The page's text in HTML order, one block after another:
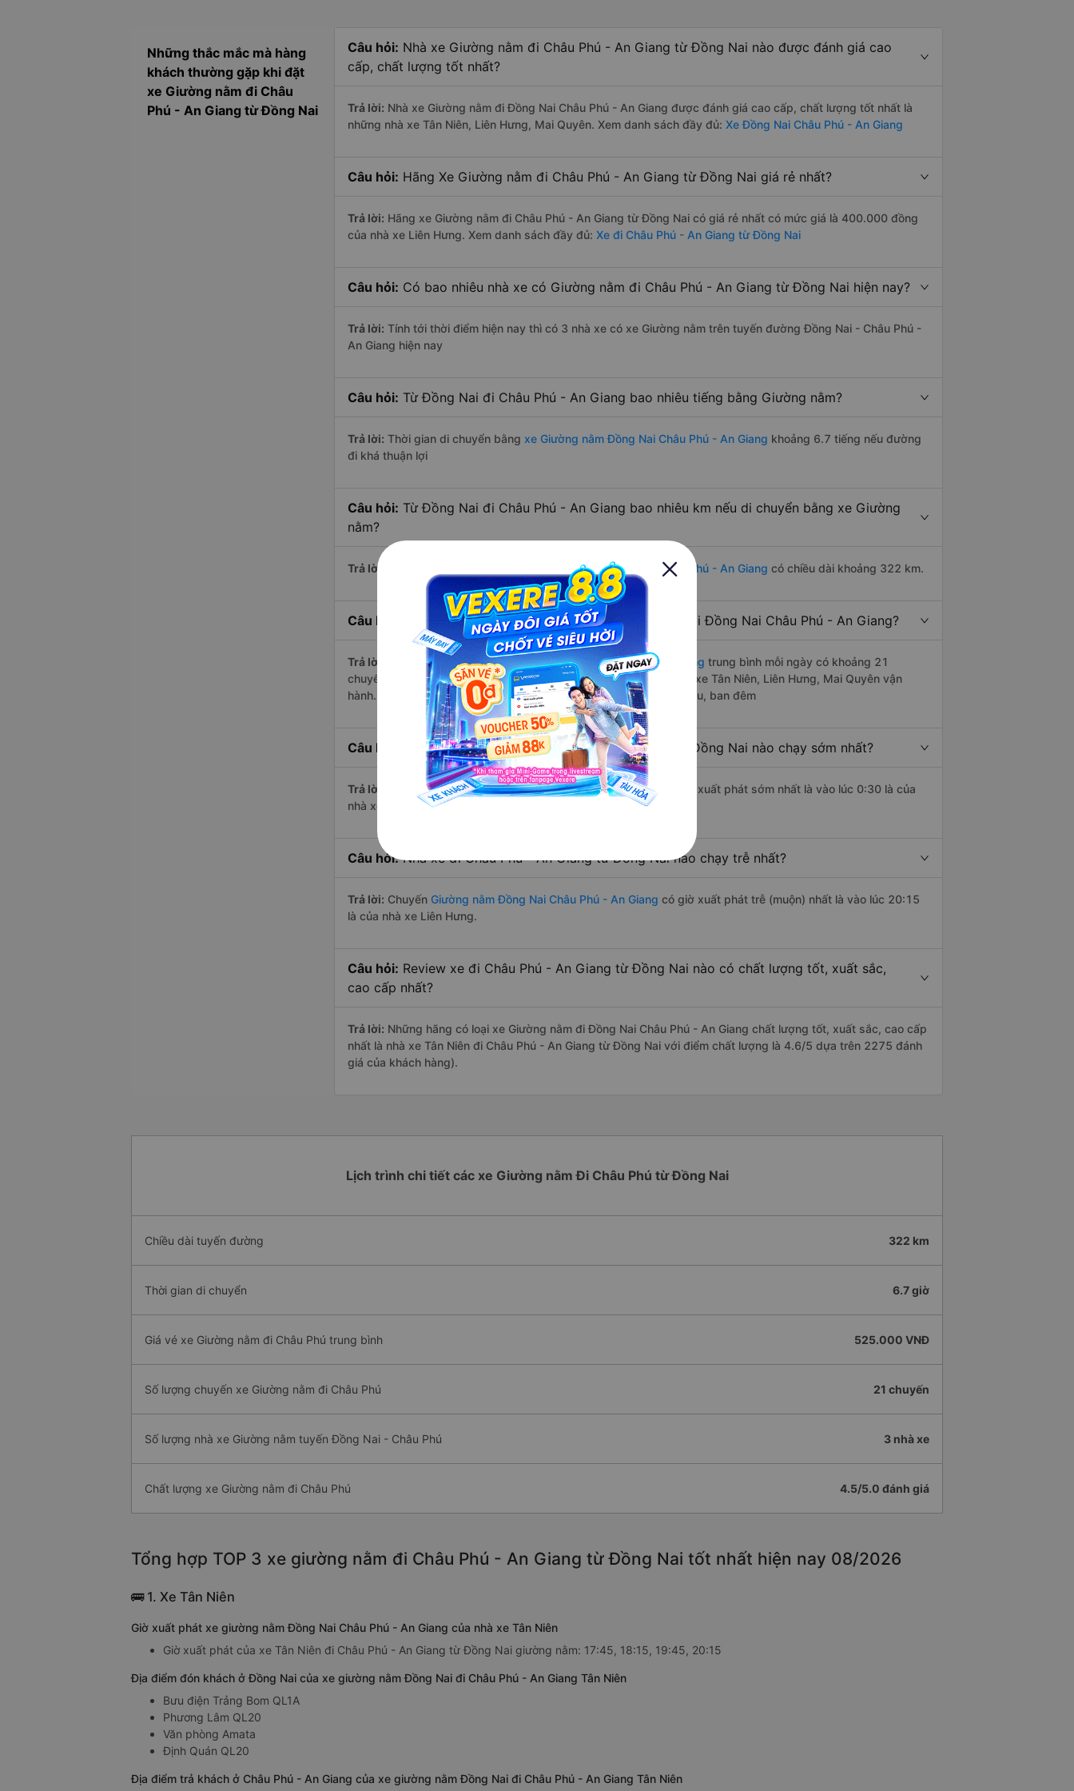
Những thắc mắc mà hàng
khách thường gặp khi đặt
xe Giường nằm đi Châu
Phú - An Giang từ Đồng Nai
Câu hỏi: Nhà xe Giường nằm đi Châu Phú - An Giang từ Đồng Nai nào được đánh giá cao
cấp, chất lượng tốt nhất?
Trả lời: Nhà xe Giường nằm đi Đồng Nai Châu Phú - An Giang được đánh giá cao cấp, chất lượng tốt nhất là
những nhà xe Tân Niên, Liên Hưng, Mai Quyên. Xem danh sách đầy đủ: Xe Đồng Nai Châu Phú - An Giang
Câu hỏi: Hãng Xe Giường nằm đi Châu Phú - An Giang từ Đồng Nai giá rẻ nhất?
Trả lời: Hãng xe Giường nằm đi Châu Phú - An Giang từ Đồng Nai có giá rẻ nhất có mức giá là 400.000 đồng
của nhà xe Liên Hưng. Xem danh sách đầy đủ: Xe đi Châu Phú - An Giang từ Đồng Nai
Câu hỏi: Có bao nhiêu nhà xe có Giường nằm đi Châu Phú - An Giang từ Đồng Nai hiện nay?
Trả lời: Tính tới thời điểm hiện nay thì có 3 nhà xe có xe Giường nằm trên tuyến đường Đồng Nai - Châu Phú -
An Giang hiện nay
Câu hỏi: Từ Đồng Nai đi Châu Phú - An Giang bao nhiêu tiếng bằng Giường nằm?
Trả lời: Thời gian di chuyển bằng xe Giường nằm Đồng Nai Châu Phú - An Giang khoảng 6.7 tiếng nếu đường
đi khá thuận lợi
Câu hỏi: Từ Đồng Nai đi Châu Phú - An Giang bao nhiêu km nếu di chuyển bằng xe Giường
nằm?
Trả lời: xe Giường nằm đi Đồng Nai Châu Phú - An Giang có chiều dài khoảng 322 km.
Câu hỏi: Mỗi ngày có bao nhiêu chuyến xe Giường nằm đi Đồng Nai Châu Phú - An Giang?
Trả lời: Tuyến đườngxe Giường nằm Đồng Nai Châu Phú - An Giang trung bình mỗi ngày có khoảng 21
chuyến trên
Vexere.combắt đầu từ 0:30 đến 20:15 bởi 3 nhà xe: xe Tân Niên, Liên Hưng, Mai Quyên vận
hành. Các giờ xe chạy có đầy đủ cả ban ngày, buổi trưa, buổi chiều, ban đêm
Câu hỏi: Nhà xe Giường nằm đi Châu Phú - An Giang từ Đồng Nai nào chạy sớm nhất?
Trả lời: ChuyếnGiường nằm Đồng Nai Châu Phú - An Giang
có giờ xuất phát sớm nhất là vào lúc 0:30 là của
nhà xe Liên Hưng.
Câu hỏi:Nhà xe đi Châu Phú - An Giang từ Đồng Nai nào chạy trễ nhất?
Trả lời: Chuyến Giường nằm Đồng Nai Châu Phú - An Giang có giờ xuất phát trễ (muộn) nhất là vào lúc 20:15
là của nhà xe Liên Hưng.
Câu hỏi: Review xe đi Châu Phú - An Giang từ Đồng Nai nào có chất lượng tốt, xuất sắc,
cao cấp nhất?
Trả lời: Những hãng có loại xe Giường nằm đi Đồng Nai Châu Phú - An Giang chất lượng tốt, xuất sắc, cao cấp
nhất là nhà xe Tân Niên đi Châu Phú - An Giang từ Đồng Nai với điểm chất lượng là 4.6/5 dựa trên 2275 đánh
giá của khách hàng).
Lịch trình chi tiết các xe Giường nằm Đi Châu Phú từ Đồng Nai
Chiều dài tuyến đường 322 km
Thời gian di chuyển 6.7 giờ
Giá vé xe Giường nằm đi Châu Phú trung bình 525.000 VNĐ
Số lượng chuyến xe Giường nằm đi Châu Phú 21 chuyến
Số lượng nhà xe Giường nằm tuyến Đồng Nai - Châu Phú 3 nhà xe
Chất lượng xe Giường nằm đi Châu Phú 4.5/5.0 đánh giá
Tổng hợp TOP 3 xe giường nằm đi Châu Phú - An Giang từ Đồng Nai tốt nhất hiện nay 08/2026
🚌 1. Xe Tân Niên
Giờ xuất phát xe giường nằm Đồng Nai Châu Phú - An Giang của nhà xe Tân Niên
Giờ xuất phát của xe Tân Niên đi Châu Phú - An Giang từ Đồng Nai giường nằm: 17:45, 18:15, 19:45, 20:15
Địa điểm đón khách ở Đồng Nai của xe giường nằm Đồng Nai đi Châu Phú - An Giang Tân Niên
Bưu điện Trảng Bom QL1A
Phương Lâm QL20
Văn phòng Amata
Định Quán QL20
Địa điểm trả khách ở Châu Phú - An Giang của xe giường nằm Đồng Nai đi Châu Phú - An Giang Tân Niên